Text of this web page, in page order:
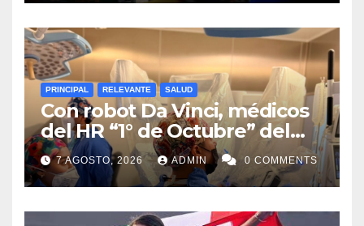
PRINCIPAL RELEVANTE SALUD
Con robot Da Vinci, médicos
del HR “1° de Octubre” del
ISSSTE retiran tumor renal a
paciente de 72 años
7 AGOSTO, 2026 ADMIN 0 COMMENTS